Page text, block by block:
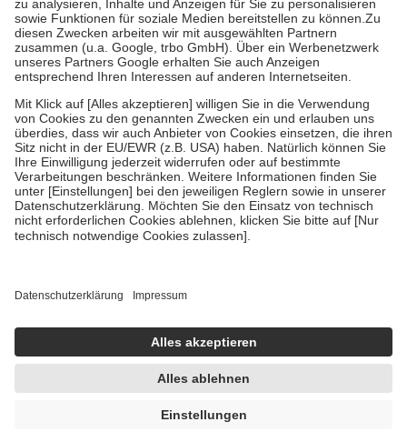
Bei Heilmitteln und häuslicher Krankenpflege beträgt die
Zuzahlung zehn Prozent der Kosten sowie zehn Euro je
Verordnung.
Um das Engagement der Versicherten für ihre eigene Gesundheit zu
stärken und die besondere Stellung der Familie zu unterstützen,
fallenkeine Zuzahlungenan bei:
• Kindern und Jugendlichen bis zum vollendeten 18. Lebensjahr
mit Ausnahme der Fahrkosten
• Untersuchungen zur Vorsorge und Früherkennung, die von der
GKV getragen werden
• empfohlenen Schutzimpfungen
• Harn- und Blutteststreifen
getroffen, um sicherzustellen, dass es sich um echte Bewertungen
https://help.etrusted.com/hc/de/articles/4419944605341
Einige Bilder und Inhalte wurden unter Zuhilfenahme künstlicher